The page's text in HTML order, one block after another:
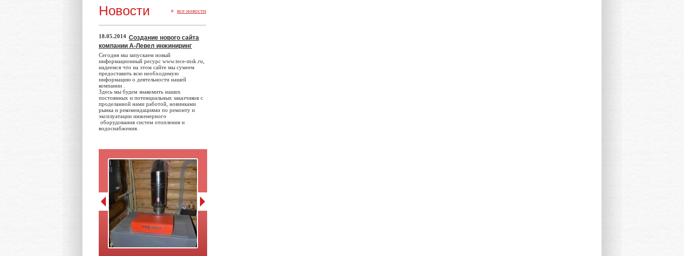
Новости все новости
18.05.2014 Создание нового сайта
компании А-Левел инжиниринг
Сегодня мы запускаем новый
информационный ресурс www.tece-msk.ru,
надеемся что на этом сайте мы сумеем
предоставить всю необходимую
информацию о деятельности нашей
компании .
Здесь мы будем знакомить наших
постоянных и потенциальных заказчиков с
проделанной нами работой, новинками
рынка и рекомендациями по ремонту и
эксплуатации инженерного
оборудования систем отопления и
водоснабжения.